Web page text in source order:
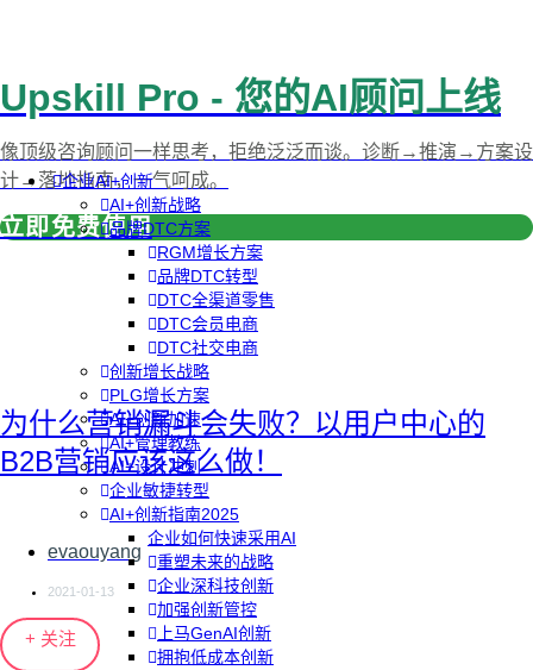
企业AI+创新
AI+创新战略
品牌DTC方案
RGM增长方案
品牌DTC转型
DTC全渠道零售
DTC会员电商
DTC社交电商
创新增长战略
PLG增长方案
AI+创新加速
AI+管理教练
AI+设计冲刺
企业敏捷转型
AI+创新指南2025
企业如何快速采用AI
重塑未来的战略
企业深科技创新
加强创新管控
上马GenAI创新
拥抱低成本创新
Upskill Pro - 您的AI顾问上线
像顶级咨询顾问一样思考，拒绝泛泛而谈。诊断→推演→方案设
计→落地指南，一气呵成。
立即免费使用
为什么营销漏斗会失败？以用户中心的
B2B营销应该这么做！
evaouyang
2021-01-13
+ 关注